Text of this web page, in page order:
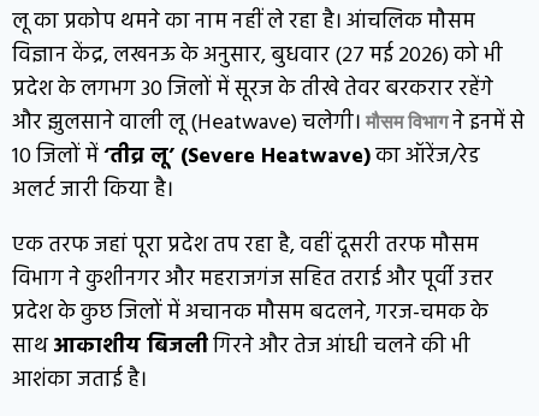
लू का प्रकोप थमने का नाम नहीं ले रहा है। आंचलिक मौसम
विज्ञान केंद्र, लखनऊ के अनुसार, बुधवार (27 मई 2026) को भी
प्रदेश के लगभग 30 जिलों में सूरज के तीखे तेवर बरकरार रहेंगे
और झुलसाने वाली लू (Heatwave) चलेगी। मौसम विभागने इनमें से
10 जिलों में‘तीव्र लू’ (Severe Heatwave)का ऑरेंज/रेड
अलर्ट जारी किया है।
एक तरफ जहां पूरा प्रदेश तप रहा है, वहीं दूसरी तरफ मौसम
विभाग ने कुशीनगर और महराजगंज सहित तराई और पूर्वी उत्तर
प्रदेश के कुछ जिलों में अचानक मौसम बदलने, गरज-चमक के
साथआकाशीय बिजलीगिरने और तेज आंधी चलने की भी
आशंका जताई है।